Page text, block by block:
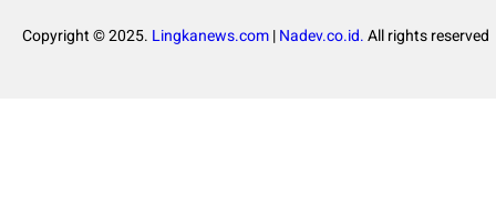
Copyright © 2025. Lingkanews.com|Nadev.co.id.All rights reserved